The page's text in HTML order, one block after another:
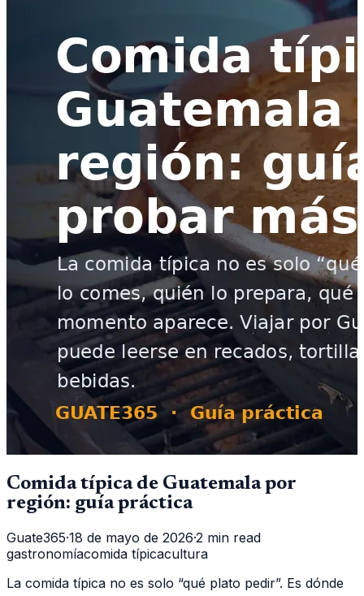
Comida típica de Guatemala por
región: guía práctica
Guate365·18 de mayo de 2026·2 min read
gastronomíacomida típicacultura
La comida típica no es solo “qué plato pedir”. Es dónde